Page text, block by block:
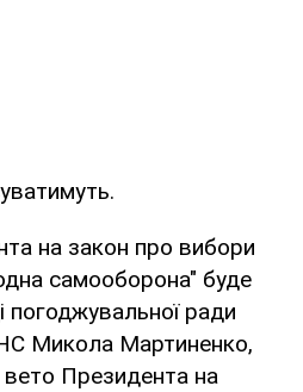
на закон про вибори
самооборона" буде
погоджувальної ради
Микола Мартиненко,
Президента на